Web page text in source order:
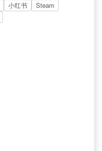
小红书
Steam